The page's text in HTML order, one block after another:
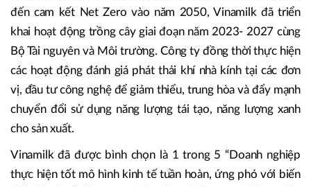
đến cam kết Net Zero vào năm 2050, Vinamilk đã triển
khai hoạt động trồng cây giai đoạn năm 2023- 2027 cùng
Bộ Tài nguyên và Môi trường. Công ty đồng thời thực hiện
các hoạt động đánh giá phát thải khí nhà kính tại các đơn
vị, đầu tư công nghệ để giảm thiểu, trung hòa và đẩy mạnh
chuyển đổi sử dụng năng lượng tái tạo, năng lượng xanh
cho sản xuất.
Vinamilk đã được bình chọn là 1 trong 5 “Doanh nghiệp
thực hiện tốt mô hình kinh tế tuần hoàn, ứng phó với biến